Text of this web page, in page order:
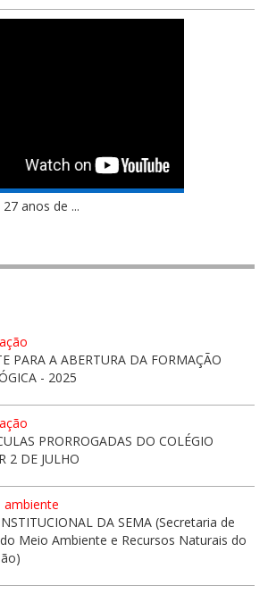
anos de ...
PARA A ABERTURA DA FORMAÇÃO
- 2025
PRORROGADAS DO COLÉGIO
2 DE JULHO
ambiente
DA SEMA (Secretaria de
Meio Ambiente e Recursos Naturais do